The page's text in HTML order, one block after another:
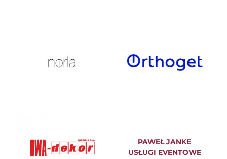
PAWEŁ JANKE
USŁUGI EVENTOWE